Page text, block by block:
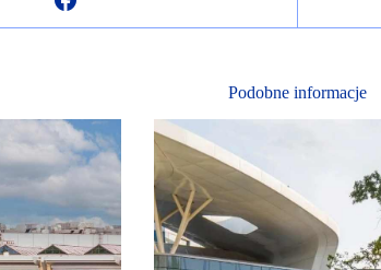
Podobne informacje